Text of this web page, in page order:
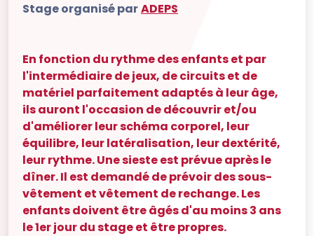
Stage organisé parADEPS
En fonction du rythme des enfants et par
l'intermédiaire de jeux, de circuits et de
matériel parfaitement adaptés à leur âge,
ils auront l'occasion de découvrir et/ou
d'améliorer leur schéma corporel, leur
équilibre, leur latéralisation, leur dextérité,
leur rythme. Une sieste est prévue après le
dîner. Il est demandé de prévoir des sous-
vêtement et vêtement de rechange. Les
enfants doivent être âgés d'au moins 3 ans
le 1er jour du stage et être propres.